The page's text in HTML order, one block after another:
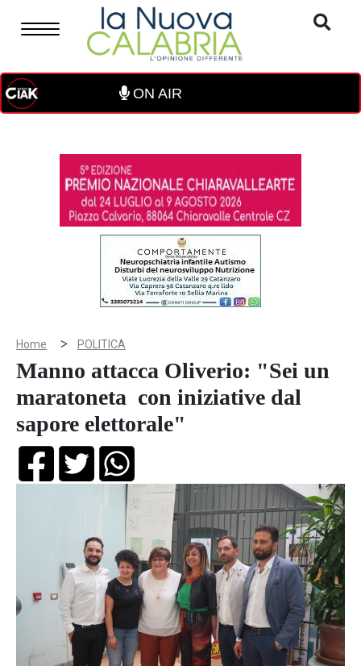
ON AIR
Home > POLITICA
Manno attacca Oliverio: "Sei un
maratoneta con iniziative dal
sapore elettorale"